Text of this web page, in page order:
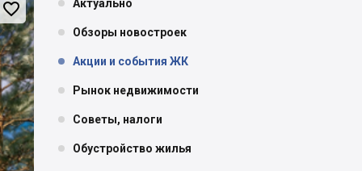
 Актуально
Обзоры новостроек
Акции и события ЖК
Рынок недвижимости
Советы, налоги
Обустройство жилья